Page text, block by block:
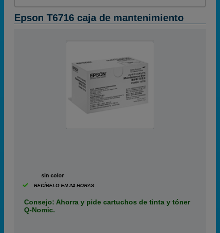
Epson T6716 caja de mantenimiento
sin color
RECÍBELO EN 24 HORAS
Consejo: Ahorra y pide cartuchos de tinta y tóner
Q-Nomic.